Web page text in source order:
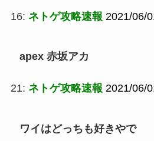
16: ネトゲ攻略速報 2021/06/
apex 赤坂アカ
21: ネトゲ攻略速報 2021/06/
ワイはどっちも好きやで